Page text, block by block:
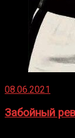
08.06.2021
Забойный